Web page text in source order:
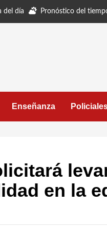
del día Pronóstico del
Enseñanza
en la